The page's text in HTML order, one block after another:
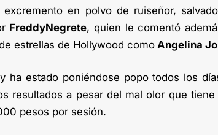
en polvo de ruiseñor,
FreddyNegrete, quien le comentó
estrellas de Hollywood como Angelina
ha estado poniéndose popo todos los
resultados a pesar del mal olor que
pesos por sesión.